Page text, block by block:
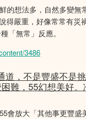
的想法多，自然多變無
得嚴重，好像常常有災
「無常」反應。
3486
道，不是豐盛不是
難，55幻想美好。
會放大「其他事更豐盛